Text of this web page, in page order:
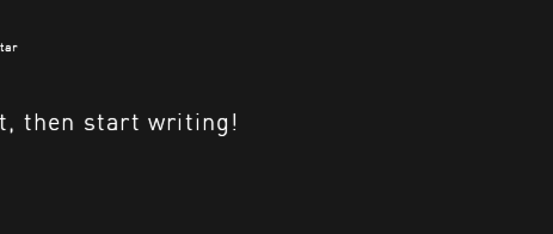
then start writing!